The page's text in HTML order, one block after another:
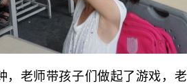
老师带孩子们做起了游戏，老